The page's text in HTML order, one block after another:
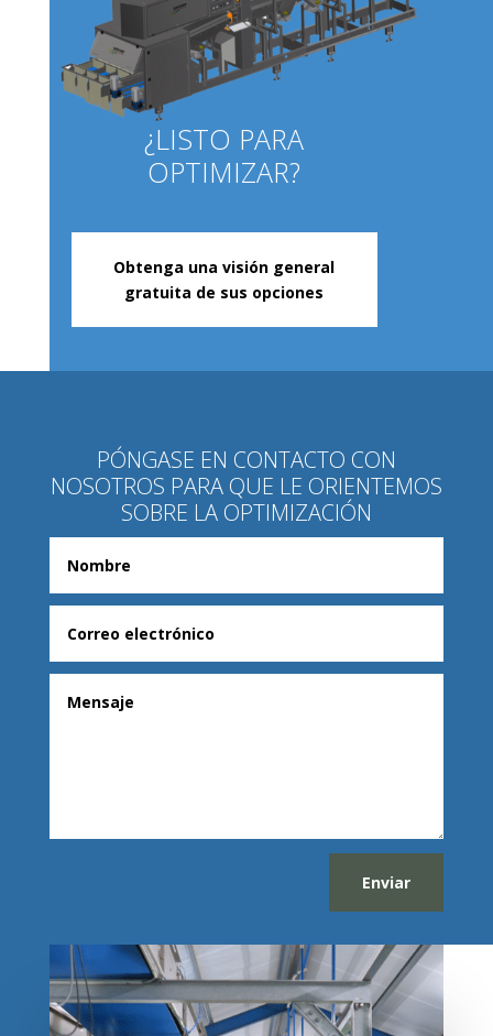
¿LISTO PARA
OPTIMIZAR?
Obtenga una visión general
gratuita de sus opciones
PÓNGASE EN CONTACTO CON
NOSOTROS PARA QUE LE ORIENTEMOS
SOBRE LA OPTIMIZACIÓN
Enviar